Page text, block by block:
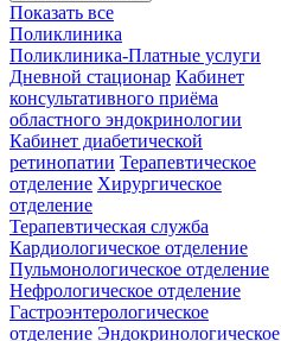
Показать все
Поликлиника
Поликлиника-Платные услуги
Дневной стационар Кабинет
консультативного приёма
областного эндокринологии
Кабинет диабетической
ретинопатии Терапевтическое
отделение Хирургическое
отделение
Терапевтическая служба
Кардиологическое отделение
Пульмонологическое отделение
Нефрологическое отделение
Гастроэнтерологическое
отделение Эндокринологическое